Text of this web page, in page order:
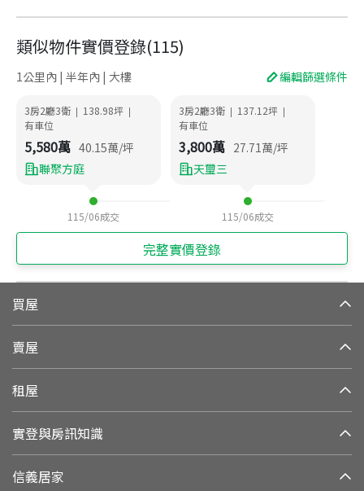
類似物件實價登錄(115)
1公里內 | 半年內 | 大樓 編輯篩選條件
3房2廳3衛 | 138.98坪 |
有車位
5,580萬 40.15萬/坪
聯聚方庭
115/06成交
3房2廳3衛 | 137.12坪 |
有車位
3,800萬 27.71萬/坪
天璽三
115/06成交
完整實價登錄
買屋
賣屋
租屋
實登與房訊知識
信義居家